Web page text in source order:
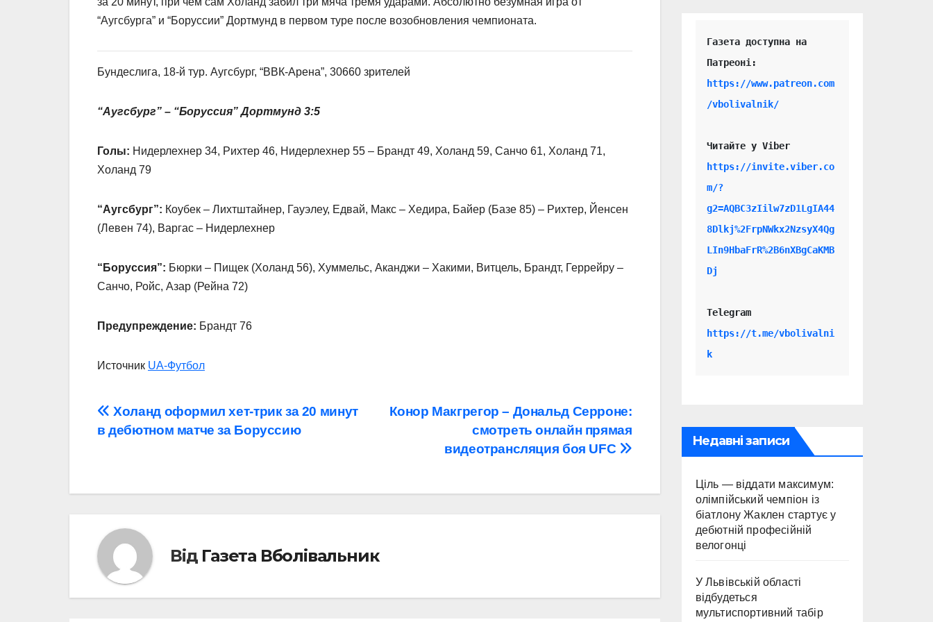
“Аугсбурга” и “Боруссии” Дортмунд в первом туре после возобновления чемпионата.
Бундеслига, 18-й тур. Аугсбург, “ВВК-Арена”, 30660 зрителей
“Аугсбург” – “Боруссия” Дортмунд 3:5
Голы: Нидерлехнер 34, Рихтер 46, Нидерлехнер 55 – Брандт 49, Холанд 59, Санчо 61, Холанд 71,
Холанд 79
“Аугсбург”: Коубек – Лихтштайнер, Гауэлеу, Едвай, Макс – Хедира, Байер (Базе 85) – Рихтер, Йенсен
(Левен 74), Варгас – Нидерлехнер
“Боруссия”: Бюрки – Пищек (Холанд 56), Хуммельс, Аканджи – Хакими, Витцель, Брандт, Геррейру –
Санчо, Ройс, Азар (Рейна 72)
Предупреждение: Брандт 76
Источник UA-Футбол
Навігація
записів
Конор Макгрегор – Дональд Серроне:
смотреть онлайн прямая
видеотрансляция боя UFC
Холанд оформил хет-трик за 20 минут
в дебютном матче за Боруссию
Від Газета Вболівальник
Газета доступна на
https://www.patreon.com
/vbolivalnik/
Читайте у Viber
https://invite.viber.co
m/?
g2=AQBC3zIilw7zD1LgIA44
8Dlkj%2FrpNWkx2NzsyX4Qg
LIn9HbaFrR%2B6nXBgCaKMB
Dj
Telegram
https://t.me/vbolivalni
k
Недавні записи
Ціль — віддати максимум:
олімпійський чемпіон із
біатлону Жаклен стартує у
дебютній професійній
велогонці
У Львівській області
відбудеться
мультиспортивний табір